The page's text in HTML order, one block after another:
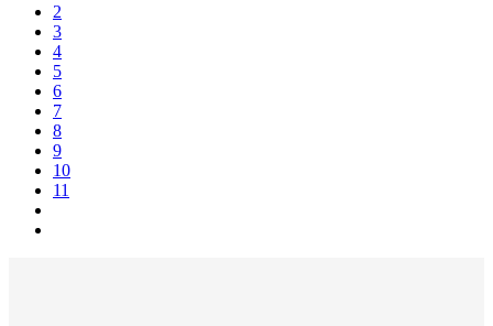
2
3
4
5
6
7
8
9
10
11